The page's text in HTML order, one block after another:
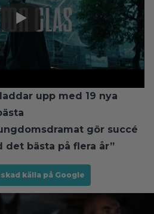
upp med 19 nya
gör succé
det bästa på flera år”
källa på Google